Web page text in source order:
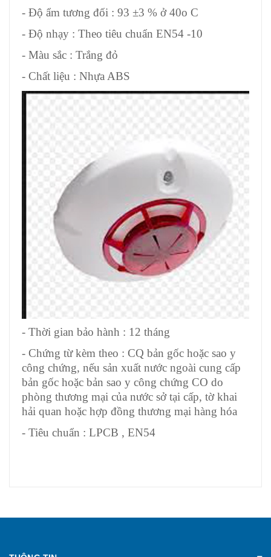
- Độ ẩm tương đối : 93 ±3 % ở 40o C
- Độ nhạy : Theo tiêu chuẩn EN54 -10
- Màu sắc : Trắng đỏ
- Chất liệu : Nhựa ABS
- Thời gian bảo hành : 12 tháng
- Chứng từ kèm theo : CQ bản gốc hoặc sao y
công chứng, nếu sản xuất nước ngoài cung cấp
bản gốc hoặc bản sao y công chứng CO do
phòng thương mại của nước sở tại cấp, tờ khai
hải quan hoặc hợp đồng thương mại hàng hóa
- Tiêu chuẩn : LPCB , EN54